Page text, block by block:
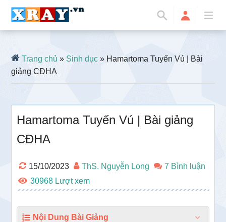
Trang chủ »Sinh dục » Hamartoma Tuyến Vú | Bài
giảng CĐHA
Hamartoma Tuyến Vú | Bài giảng
CĐHA
15/10/2023 ThS. Nguyễn Long
7 Bình luận
30968
Nội Dung Bài Giảng